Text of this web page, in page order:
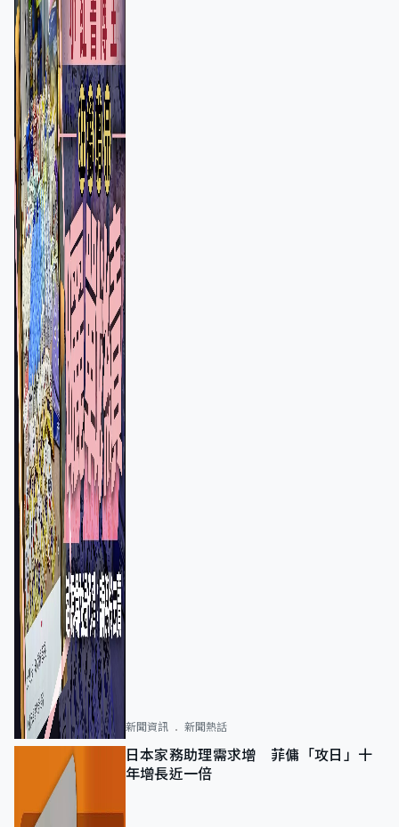
新聞資訊 新聞熱話
日本家務助理需求增 菲傭「攻日」十
年增長近一倍